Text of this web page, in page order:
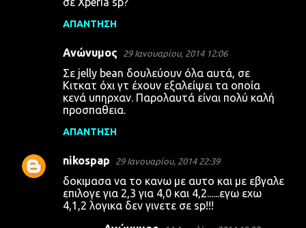
ΑΠΆΝΤΗΣΗ
Ανώνυμος 29 Ιανουαρίου, 2014 12:06
Σε jelly bean δουλεύουν όλα αυτά, σε
Κιτκατ όχι γτ έχουν εξαλείψει τα οποία
κενά υπηρχαν. Παρολαυτά είναι πολύ καλή
προσπαθεια.
ΑΠΆΝΤΗΣΗ
nikospap 29 Ιανουαρίου, 2014 22:39
δοκιμασα να το κανω με αυτο και με εβγαλε
επιλογε για 2,3 για 4,0 και 4,2......εγω εχω
4,1,2 λογικα δεν γινετε σε sp!!!